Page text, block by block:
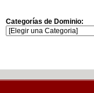
Categorías de Dominio: